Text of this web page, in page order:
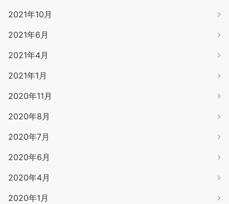
2021年10月
2021年6月
2021年4月
2021年1月
2020年11月
2020年8月
2020年7月
2020年6月
2020年4月
2020年1月